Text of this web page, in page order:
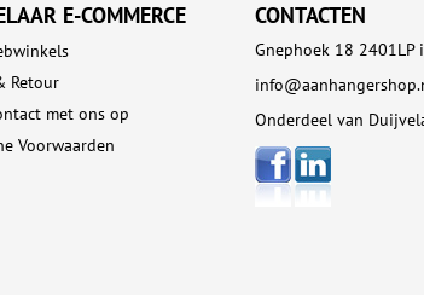
E-COMMERCE
Retour
met ons op
Voorwaarden
CONTACTEN
Gnephoek 18 2401LP
Onderdeel van